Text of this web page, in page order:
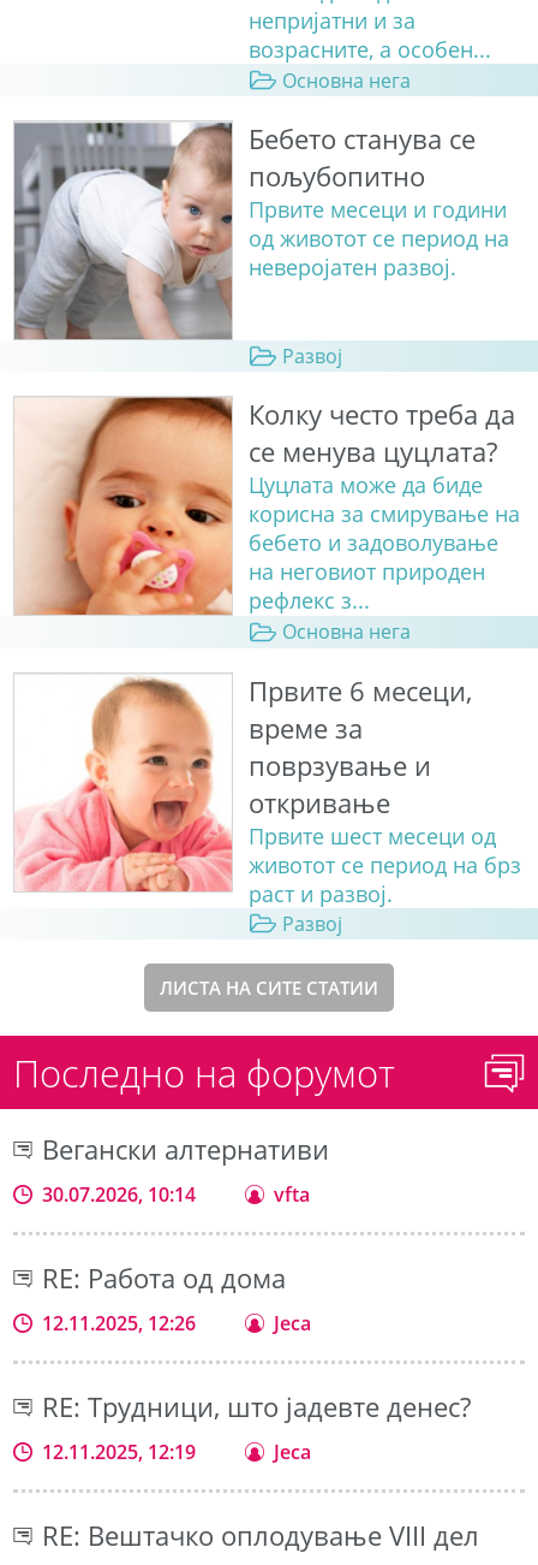
непријатни и за
возрасните, а особен...
Основна нега
Бебето станува сe
пољубопитно
Првите месеци и години
од животот се период на
неверојатен развој.
Развој
Колку често треба да
се менува цуцлата?
Цуцлата може да биде
корисна за смирување на
бебето и задоволување
на неговиот природен
рефлекс з...
Основна нега
Првите 6 месеци,
време за
поврзување и
откривање
Првите шест месеци од
животот се период на брз
раст и развој.
Развој
ЛИСТА НА СИТЕ СТАТИИ
Последно на форумот
Вегански алтернативи
30.07.2026, 10:14 vfta
RE: Работа од дома
12.11.2025, 12:26 Jeca
RE: Трудници, што јадевте денес?
12.11.2025, 12:19 Jeca
RE: Вештачко оплодување VIII дел